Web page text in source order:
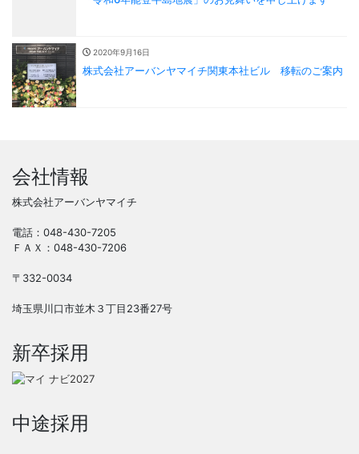
2020年9月16日
株式会社アーバンヤマイチ関東本社ビル 移転のご案内
会社情報
株式会社アーバンヤマイチ
電話：048-430-7205
ＦＡＸ：048-430-7206
〒332-0034
埼玉県川口市並木３丁目23番27号
新卒採用
中途採用